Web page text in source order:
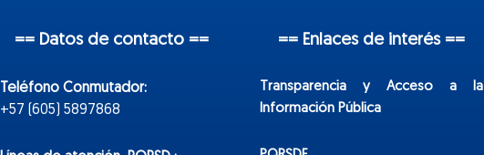
== Datos de contacto ==
Teléfono Conmutador:
+57 (605) 5897868
== Enlaces de interés ==
Transparencia y Acceso a la
Información Pública